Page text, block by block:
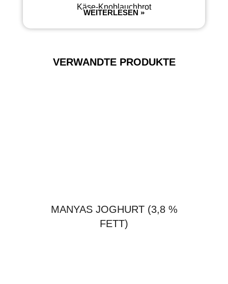
Käse-Knoblauchbrot
WEITERLESEN »
VERWANDTE PRODUKTE
MANYAS JOGHURT (3,8 %
FETT)